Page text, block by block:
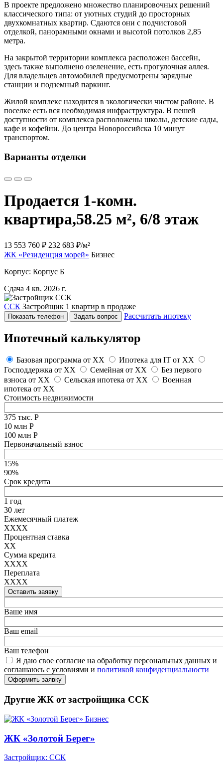
В проекте предложено множество планировочных решений
классического типа: от уютных студий до просторных
двухкомнатных квартир. Сдаются они с подчистовой
отделкой, панорамными окнами и высотой потолков 2,85
метра.
На закрытой территории комплекса расположен бассейн,
здесь также выполнено озеленение, есть прогулочная аллея.
Для владельцев автомобилей предусмотрены зарядные
станции и подземный паркинг.
Жилой комплекс находится в экологически чистом районе. В
поселке есть вся необходимая инфраструктура. В пешей
доступности от комплекса расположены школы, детские сады,
кафе и кофейни. До центра Новороссийска 10 минут
транспортом.
Варианты отделки
Продается 1-комн.
квартира,58.25 м², 6/8 этаж
13 553 760 ₽ 232 683 ₽/м²
ЖК «Резиденция морей» Бизнес
Корпус: Корпус Б
Сдача 4 кв. 2026 г.
ССК Застройщик 1 квартир в продаже
Показать телефон Задать вопрос Рассчитать ипотеку
Ипотечный калькулятор
Базовая программа от XX Ипотека для IT от XX
Господдержка от XX Семейная от XX
Без первого
взноса от XX Сельская ипотека от XX
Военная
ипотека от XX
Стоимость недвижимости
375 тыс. Р
10 млн Р
100 млн Р
Первоначальный взнос
15%
90%
Срок кредита
1 год
30 лет
Ежемесячный платеж
XXXX
Процентная ставка
XX
Сумма кредита
XXXX
Переплата
XXXX
Оставить заявку
Ваше имя
Ваш email
Ваш телефон
Я даю свое согласие на обработку персональных данных и
соглашаюсь с условиями и политикой конфиденциальности
Оформить заявку
Другие ЖК от застройщика ССК
Бизнес
ЖК «Золотой Берег»
Застройщик: ССК